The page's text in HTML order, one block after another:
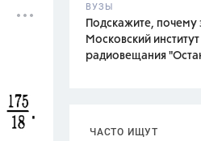
ВУЗЫ
Подскажите, почему
Московский
радиовещания
ЧАСТО ИЩУТ